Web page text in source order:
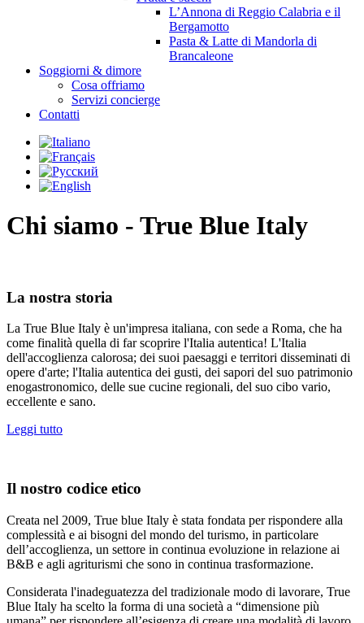
L’Annona di Reggio Calabria e il
Bergamotto
Pasta & Latte di Mandorla di
Brancaleone
Soggiorni & dimore
Cosa offriamo
Servizi concierge
Contatti
Chi siamo - True Blue Italy
La nostra storia
La True Blue Italy è un'impresa italiana, con sede a Roma, che ha
come finalità quella di far scoprire l'Italia autentica! L'Italia
dell'accoglienza calorosa; dei suoi paesaggi e territori disseminati di
opere d'arte; l'Italia autentica dei gusti, dei sapori del suo patrimonio
enogastronomico, delle sue cucine regionali, del suo cibo vario,
eccellente e sano.
Leggi tutto
Il nostro codice etico
Creata nel 2009, True blue Italy è stata fondata per rispondere alla
complessità e ai bisogni del mondo del turismo, in particolare
dell’accoglienza, un settore in continua evoluzione in relazione ai
B&B e agli agriturismi che sono in continua trasformazione.
Considerata l'inadeguatezza del tradizionale modo di lavorare, True
Blue Italy ha scelto la forma di una società a “dimensione più